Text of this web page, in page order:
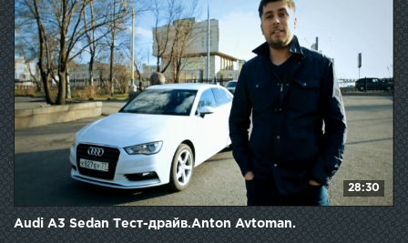
28:30
Audi A3 Sedan Тест-драйв.Anton Avtoman.